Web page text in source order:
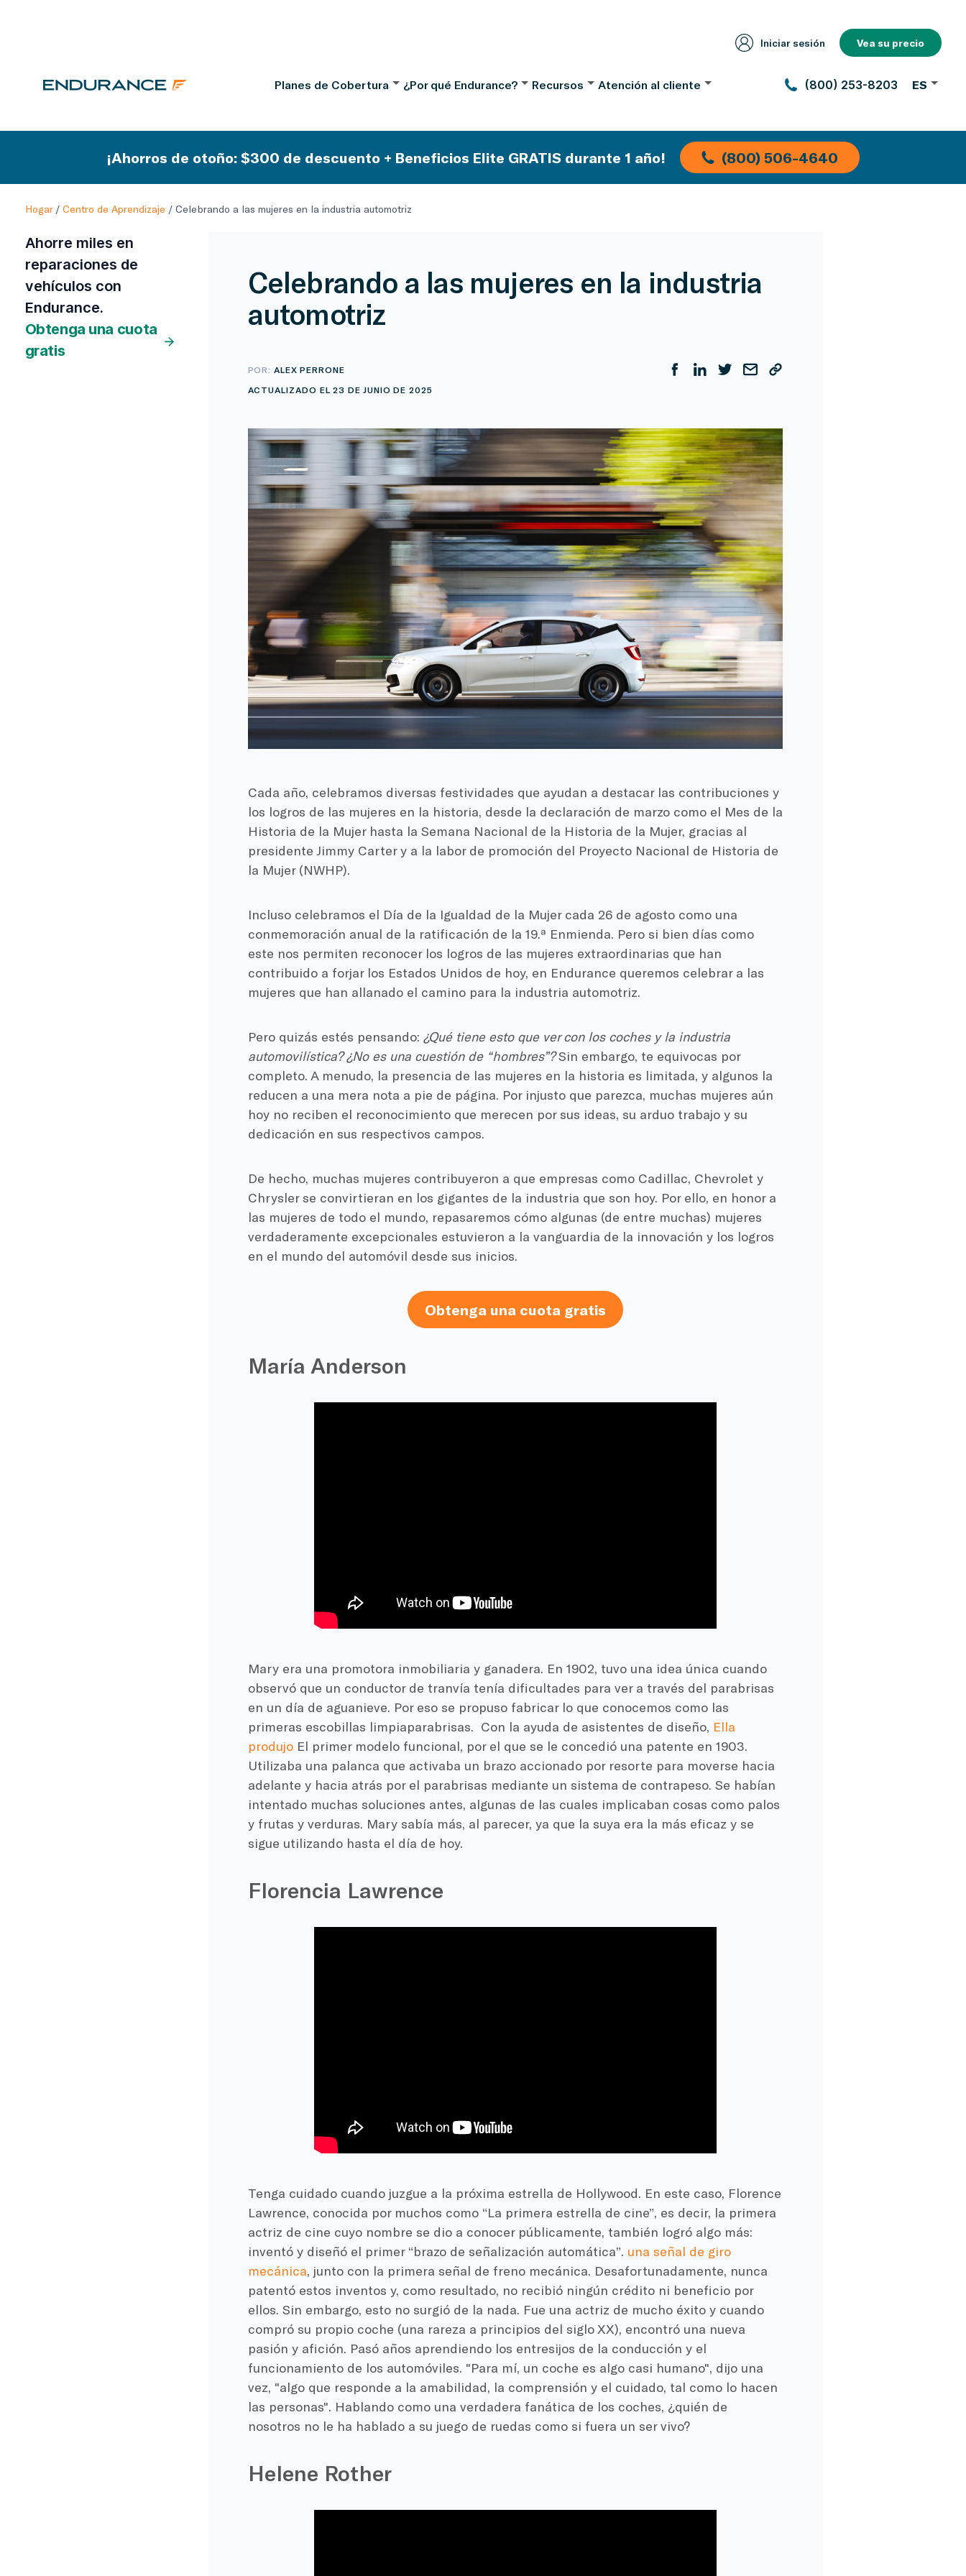
Iniciar sesión Vea su precio
Planes de Cobertura ¿Por qué Endurance? Recursos Atención al cliente (800) 253-8203 ES
¡Ahorros de otoño: $300 de descuento + Beneficios Elite GRATIS durante 1 año! (800) 506-4640
Hogar/ Centro de Aprendizaje / Celebrando a las mujeres en la industria automotriz
Ahorre miles en
reparaciones de
vehículos con
Endurance.
Obtenga una cuota
gratis
Celebrando a las mujeres en la industria
automotriz
POR:ALEX PERRONE
ACTUALIZADO EL 23 DE JUNIO DE 2025
Cada año, celebramos diversas festividades que ayudan a destacar las contribuciones y
los logros de las mujeres en la historia, desde la declaración de marzo como el Mes de la
Historia de la Mujer hasta la Semana Nacional de la Historia de la Mujer, gracias al
presidente Jimmy Carter y a la labor de promoción del Proyecto Nacional de Historia de
la Mujer (NWHP).
Incluso celebramos el Día de la Igualdad de la Mujer cada 26 de agosto como una
conmemoración anual de la ratificación de la 19.ª Enmienda. Pero si bien días como
este nos permiten reconocer los logros de las mujeres extraordinarias que han
contribuido a forjar los Estados Unidos de hoy, en Endurance queremos celebrar a las
mujeres que han allanado el camino para la industria automotriz.
Pero quizás estés pensando: ¿Qué tiene esto que ver con los coches y la industria
automovilística? ¿No es una cuestión de “hombres”?Sin embargo, te equivocas por
completo. A menudo, la presencia de las mujeres en la historia es limitada, y algunos la
reducen a una mera nota a pie de página. Por injusto que parezca, muchas mujeres aún
hoy no reciben el reconocimiento que merecen por sus ideas, su arduo trabajo y su
dedicación en sus respectivos campos.
De hecho, muchas mujeres contribuyeron a que empresas como Cadillac, Chevrolet y
Chrysler se convirtieran en los gigantes de la industria que son hoy. Por ello, en honor a
las mujeres de todo el mundo, repasaremos cómo algunas (de entre muchas) mujeres
verdaderamente excepcionales estuvieron a la vanguardia de la innovación y los logros
en el mundo del automóvil desde sus inicios.
Obtenga una cuota gratis
María Anderson
Mary era una promotora inmobiliaria y ganadera. En 1902, tuvo una idea única cuando
observó que un conductor de tranvía tenía dificultades para ver a través del parabrisas
en un día de aguanieve. Por eso se propuso fabricar lo que conocemos como las
primeras escobillas limpiaparabrisas. Con la ayuda de asistentes de diseño, Ella
produjoEl primer modelo funcional, por el que se le concedió una patente en 1903.
Utilizaba una palanca que activaba un brazo accionado por resorte para moverse hacia
adelante y hacia atrás por el parabrisas mediante un sistema de contrapeso. Se habían
intentado muchas soluciones antes, algunas de las cuales implicaban cosas como palos
y frutas y verduras. Mary sabía más, al parecer, ya que la suya era la más eficaz y se
sigue utilizando hasta el día de hoy.
Florencia Lawrence
Tenga cuidado cuando juzgue a la próxima estrella de Hollywood. En este caso, Florence
Lawrence, conocida por muchos como “La primera estrella de cine”, es decir, la primera
actriz de cine cuyo nombre se dio a conocer públicamente, también logró algo más:
inventó y diseñó el primer “brazo de señalización automática”. una señal de giro
mecánica, junto con la primera señal de freno mecánica. Desafortunadamente, nunca
patentó estos inventos y, como resultado, no recibió ningún crédito ni beneficio por
ellos. Sin embargo, esto no surgió de la nada. Fue una actriz de mucho éxito y cuando
compró su propio coche (una rareza a principios del siglo XX), encontró una nueva
pasión y afición. Pasó años aprendiendo los entresijos de la conducción y el
funcionamiento de los automóviles. "Para mí, un coche es algo casi humano", dijo una
vez, "algo que responde a la amabilidad, la comprensión y el cuidado, tal como lo hacen
las personas". Hablando como una verdadera fanática de los coches, ¿quién de
nosotros no le ha hablado a su juego de ruedas como si fuera un ser vivo?
Helene Rother